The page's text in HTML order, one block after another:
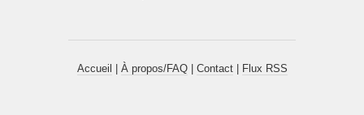
Accueil | À propos/FAQ| Contact| Flux RSS